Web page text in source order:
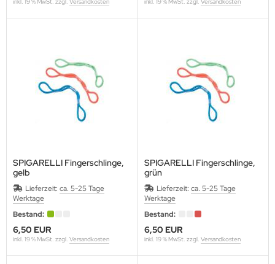
SPIGARELLI Fingerschlinge,
gelb
Lieferzeit: ca. 5-25 Tage
Werktage
Bestand:
6,50 EUR
inkl. 19 % MwSt. zzgl. Versandkosten
SPIGARELLI Fingerschlinge,
grün
Lieferzeit: ca. 5-25 Tage
Werktage
Bestand:
6,50 EUR
inkl. 19 % MwSt. zzgl. Versandkosten